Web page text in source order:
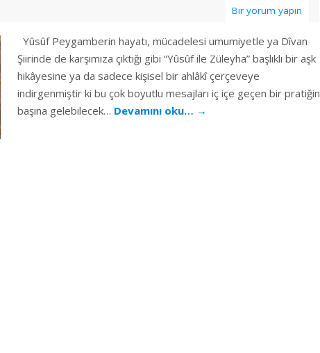
Bir yorum yapın
Yûsûf Peygamberin hayatı, mücadelesi umumiyetle ya Dîvan
Şiirinde de karşımıza çıktığı gibi “Yûsûf ile Züleyha” başlıklı bir aşk
hikâyesine ya da sadece kişisel bir ahlâkî çerçeveye
indirgenmiştir ki bu çok boyutlu mesajları iç içe geçen bir pratiğin
başına gelebilecek… Devamını oku… →